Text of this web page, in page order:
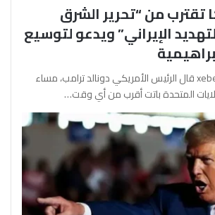
تقترب من “تحرير الشرق
الإيراني” ويدعو لتوسيع
آفرين علو ـ xeber24.net قال الرئيس الأمريكي دونالد ترامب، مساء
المتحدة باتت أقرب من أي وقت…